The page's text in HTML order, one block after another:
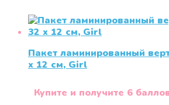
Пакет ламинированный
x 12 см, Girl
Купите и получите 6